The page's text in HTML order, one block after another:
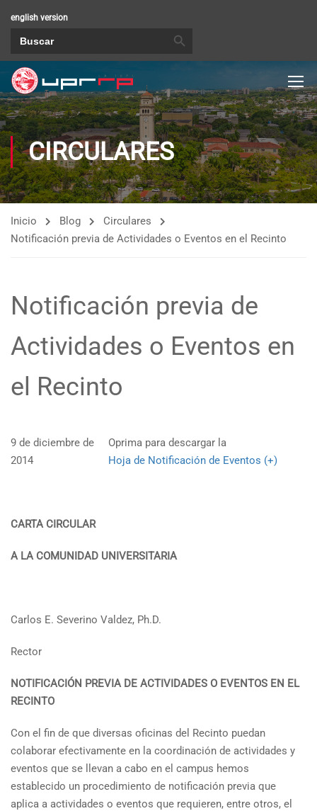
english version
CIRCULARES
Inicio Blog
Circulares
Notificación previa de Actividades o Eventos en el Recinto
Notificación previa de
Actividades o Eventos en
el Recinto
Oprima para descargar la
Hoja de Notificación de Eventos (+)
9 de diciembre de
2014
CARTA CIRCULAR
A LA COMUNIDAD UNIVERSITARIA
Carlos E. Severino Valdez, Ph.D.
Rector
NOTIFICACIÓN PREVIA DE ACTIVIDADES O EVENTOS EN EL
RECINTO
Con el fin de que diversas oficinas del Recinto puedan
colaborar efectivamente en la coordinación de actividades y
eventos que se llevan a cabo en el campus hemos
establecido un procedimiento de notificación previa que
aplica a actividades o eventos que requieren, entre otros, el